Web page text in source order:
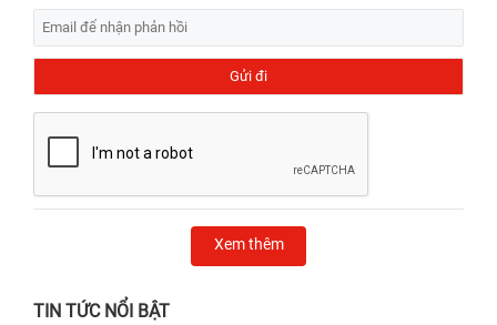
Xem thêm
TIN TỨC NỔI BẬT